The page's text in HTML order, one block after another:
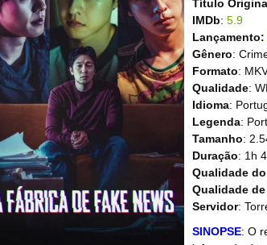
Título
IMDb: 5.9
Lançamento:
Gênero:
Formato:
Qualidade:
Idioma:
Legenda:
Tamanho:
Duração: 1h
Qualidade
Qualidade
Servidor:
SINOPSE: O